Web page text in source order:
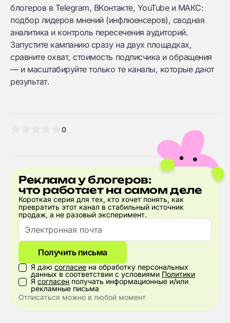
блогеров в Telegram, ВКонтакте, YouTube и МАКС:
подбор лидеров мнений (инфлюенсеров), сводная
аналитика и контроль пересечения аудиторий.
Запустите кампанию сразу на двух площадках,
сравните охват, стоимость подписчика и обращения
— и масштабируйте только те каналы, которые дают
результат.
0
Реклама у блогеров:
что работает на самом деле
Короткая серия для тех, кто хочет понять, как
превратить этот канал в стабильный источник
продаж, а не разовый эксперимент.
Получить письма
Я даю согласие на обработку персональных
данных в соответствии с условиями Политики
Я согласен получать информационные и/или
рекламные письма
Отписаться можно в любой момент